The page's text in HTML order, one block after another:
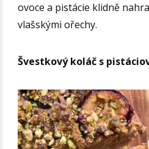
ovoce a pistácie klidně
vlašskými ořechy.
Švestkový koláč s